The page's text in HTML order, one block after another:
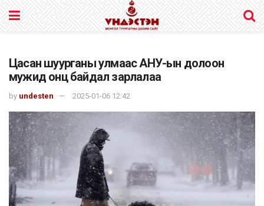
Цасан шуурганы улмаас АНУ-ын долоон
мужид онц байдал зарлалаа
by undesten 2025-01-06 12:42